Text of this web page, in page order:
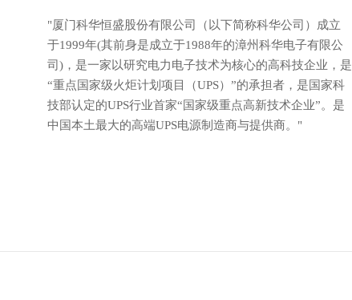
"厦门科华恒盛股份有限公司（以下简称科华公司）成立
于1999年(其前身是成立于1988年的漳州科华电子有限公
司)，是一家以研究电力电子技术为核心的高科技企业，是
“重点国家级火炬计划项目（UPS）”的承担者，是国家科
技部认定的UPS行业首家“国家级重点高新技术企业”。是
中国本土最大的高端UPS电源制造商与提供商。"